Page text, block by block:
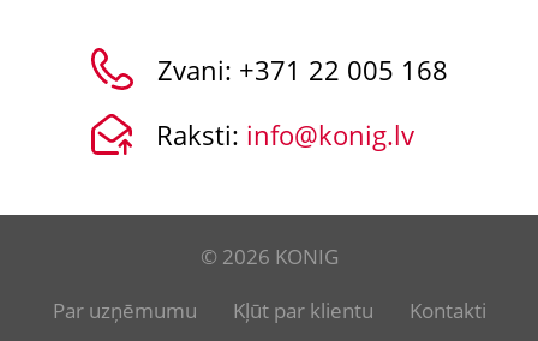
Zvani: +371 22 005 168
Raksti: info@konig.lv
© 2026 KONIG
Par uzņēmumu
Kļūt par klientu Kontakti